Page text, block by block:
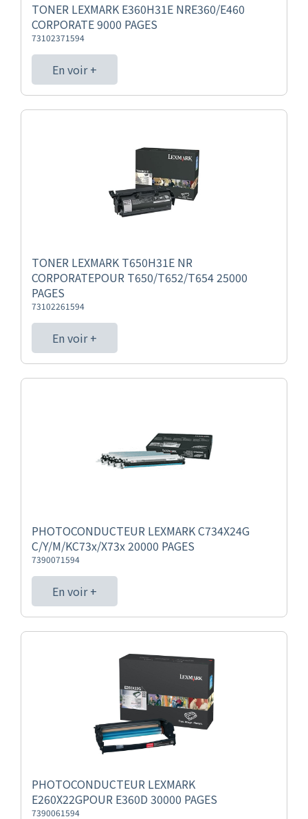
TONER LEXMARK E360H31E NRE360/E460
CORPORATE 9000 PAGES
73102371594
En voir +
TONER LEXMARK T650H31E NR
CORPORATEPOUR T650/T652/T654 25000
PAGES
73102261594
En voir +
PHOTOCONDUCTEUR LEXMARK C734X24G
C/Y/M/KC73x/X73x 20000 PAGES
7390071594
En voir +
PHOTOCONDUCTEUR LEXMARK
E260X22GPOUR E360D 30000 PAGES
7390061594